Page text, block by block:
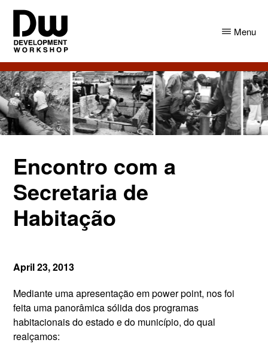
Skip
main
content
Skip
primary
sidebar
DW
Angola
Development
Workshop
Angola
Menu
Encontro com a
Secretaria de
Habitação
April 23, 2013
Mediante uma apresentação em power point, nos foi
feita uma panorâmica sólida dos programas
habitacionais do estado e do município, do qual
realçamos: